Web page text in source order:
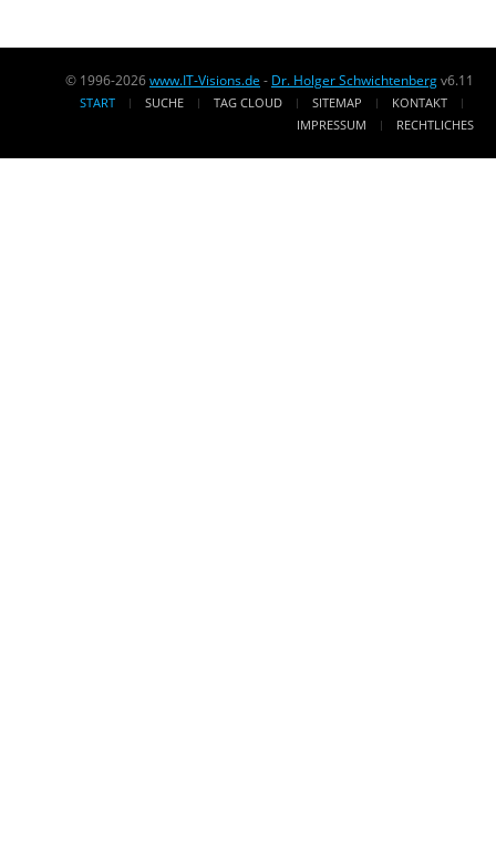
© 1996-2026www.IT-Visions.de - Dr. Holger Schwichtenbergv6.11
START SUCHE TAG CLOUD SITEMAP
KONTAKT
IMPRESSUM
RECHTLICHES